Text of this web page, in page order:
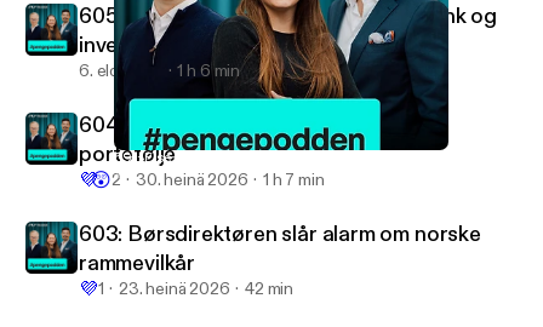
591: Else brant seg på krypto – er ETPer løsningen?
#pengepodden
605: Dypdykk i Berkshire, Morrow Bank og
investorens favorittcase
6. elo 2026 1 h 6 min
604: Mads og Roger dissekerer Elses
portefølje
💜😲2 30. heinä 2026 1 h 7 min
603: Børsdirektøren slår alarm om norske
rammevilkår
💜1 23. heinä 2026 42 min